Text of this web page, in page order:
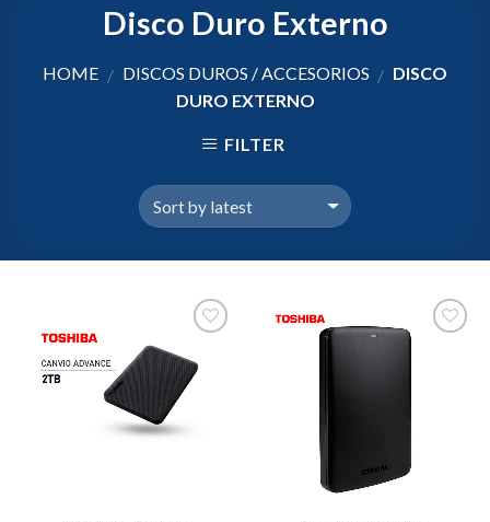
Disco Duro Externo
HOME / DISCOS DUROS / ACCESORIOS / DISCO
DURO EXTERNO
FILTER
Añadir